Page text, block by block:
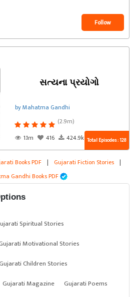
Follow
સત્યના પ્રયોગો
by Mahatma Gandhi
(2.9m)
1.1m
416 424.9k Total Episodes : 128
Books PDF | Gujarati Fiction Stories |
Gandhi Books PDF
Spiritual Stories
Motivational Stories
Children Stories
Gujarati Magazine
Gujarati Poems